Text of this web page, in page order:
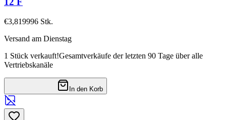
€3,819996 Stk.
Versand am Dienstag
1 Stück verkauft!Gesamtverkäufe der letzten 90 Tage über alle
Vertriebskanäle
In den Korb